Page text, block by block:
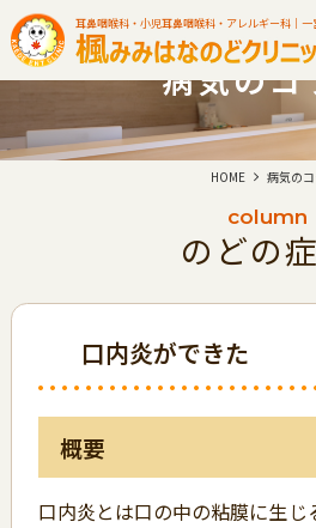
耳鼻咽喉科・小児耳鼻咽喉科・アレルギー科｜一
病気のコ
HOME 病気の
column
のどの
口内炎ができた
概要
口内炎とは口の中の粘膜に生じ